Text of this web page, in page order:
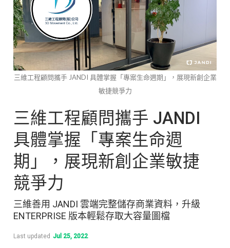
三維工程顧問攜手 JANDI 具體掌握「專案生命週期」，展現新創企業
敏捷競爭力
三維工程顧問攜手 JANDI
具體掌握「專案生命週
期」，展現新創企業敏捷
競爭力
三維善用 JANDI 雲端完整儲存商業資料，升級
ENTERPRISE 版本輕鬆存取大容量圖檔
Last updated Jul 25, 2022